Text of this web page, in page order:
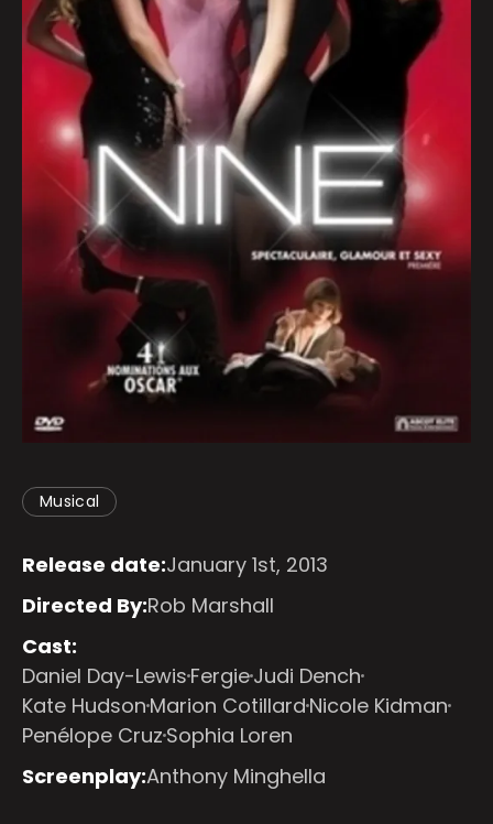
Musical
Release date:January 1st, 2013
Directed By:Rob Marshall
Cast:
Daniel Day-Lewis FergieJudi Dench
Kate Hudson Marion Cotillard Nicole Kidman
Penélope Cruz Sophia Loren
Screenplay:Anthony Minghella